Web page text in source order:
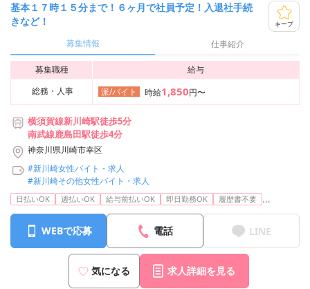
基本１７時１５分まで！６ヶ月で社員予定！入退社手続
きなど！
キープ
募集情報 仕事紹介
募集職種
給与
総務・人事
派/バイト 時給1,850円〜
横須賀線新川崎駅徒歩5分
南武線鹿島田駅徒歩4分
神奈川県川崎市幸区
#新川崎女性バイト・求人
#新川崎その他女性バイト・求人
日払いOK 週払いOK 給与前払いOK 即日勤務OK 履歴書不要 ...
WEBで応募 電話 LINE
気になる 求人詳細を見る